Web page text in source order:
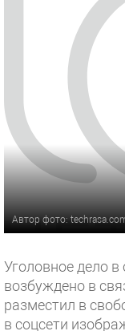
Автор фото:
Уголовное дело
возбуждено в
разместил в
в соцсети